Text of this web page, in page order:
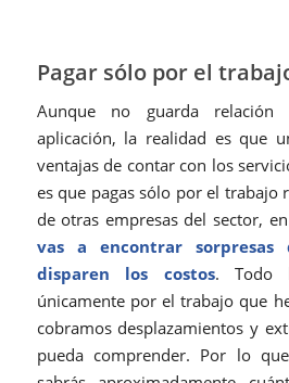
Pagar sólo por el
Aunque no guarda relación
aplicación, la realidad es que
ventajas de contar con los
es que pagas sólo por el trabajo
de otras empresas del sector,
vas a encontrar sorpresas
disparen los costos. Todo
únicamente por el trabajo que
cobramos desplazamientos y
pueda comprender. Por lo